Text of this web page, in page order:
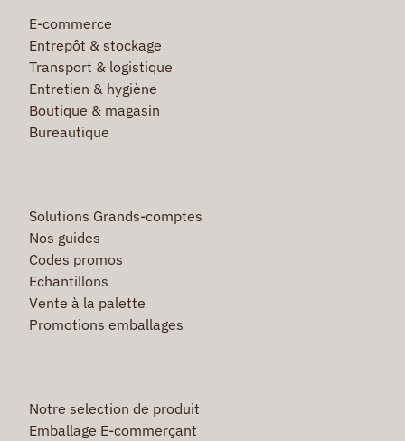
E-commerce
Entrepôt & stockage
Transport & logistique
Entretien & hygiène
Boutique & magasin
Bureautique
Solutions Grands-comptes
Nos guides
Codes promos
Echantillons
Vente à la palette
Promotions emballages
Notre selection de produit
Emballage E-commerçant